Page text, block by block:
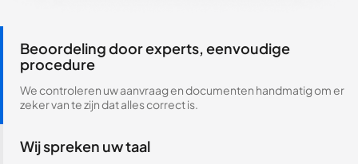
Beoordeling door experts, eenvoudige
procedure
We controleren uw aanvraag en documenten handmatig om er
zeker van te zijn dat alles correct is.
Wij spreken uw taal